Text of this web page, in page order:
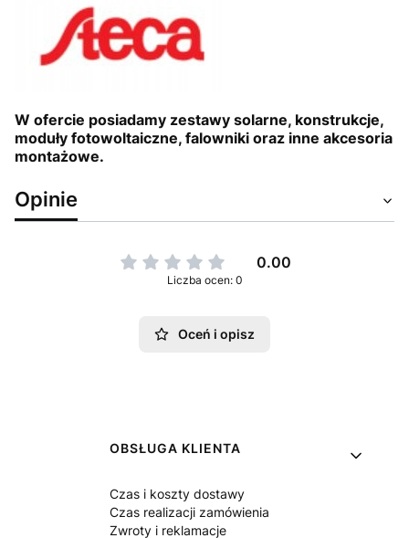
W ofercie posiadamy zestawy solarne, konstrukcje,
moduły fotowoltaiczne, falowniki oraz inne akcesoria
montażowe.
Opinie
0.00
Liczba ocen: 0
Oceń i opisz
Linki w stopce
OBSŁUGA KLIENTA
Czas i koszty dostawy
Czas realizacji zamówienia
Zwroty i reklamacje